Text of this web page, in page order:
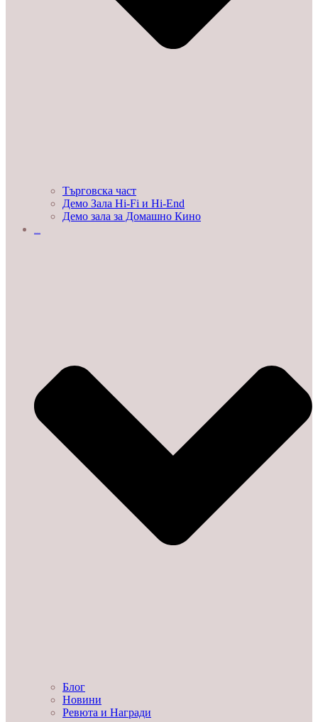
Търговска част
Демо Зала Hi-Fi и Hi-End
Демо зала за Домашно Кино
Блог
Новини
Ревюта и Награди